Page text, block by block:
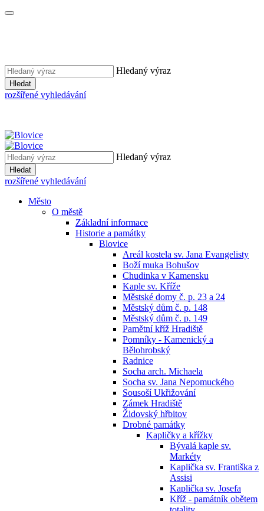
Hledaný výraz
Hledat
rozšířené vyhledávání
Hledaný výraz
Hledat
rozšířené vyhledávání
Město
O městě
Základní informace
Historie a památky
Blovice
Areál kostela sv. Jana Evangelisty
Boží muka Bohušov
Chudinka v Kamensku
Kaple sv. Kříže
Městské domy č. p. 23 a 24
Městský dům č. p. 148
Městský dům č. p. 149
Pamětní kříž Hradiště
Pomníky - Kamenický a
Bělohrobský
Radnice
Socha arch. Michaela
Socha sv. Jana Nepomuckého
Sousoší Ukřižování
Zámek Hradiště
Židovský hřbitov
Drobné památky
Kapličky a křížky
Bývalá kaple sv.
Markéty
Kaplička sv. Františka z
Assisi
Kaplička sv. Josefa
Kříž - památník obětem